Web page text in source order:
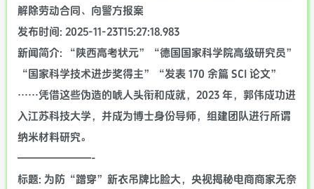
解除劳动合同、向警方报案
发布时间: 2025-11-23T15:27:18.983
新闻简介: “陕西高考状元”“德国国家科学院高级研究员”
“国家科学技术进步奖得主”“发表 170 余篇 SCI 论文”
⋯⋯凭借这些伪造的唬人头衔和成就，2023 年，郭伟成功进
入江苏科技大学，并成为博士身份导师，组建团队进行所谓
纳米材料研究。
———————-
标题: 为防“蹭穿”新衣吊牌比脸大，央视揭秘电商商家无奈